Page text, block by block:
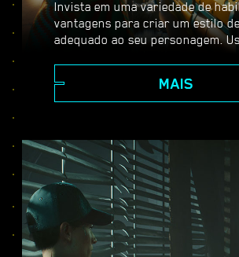
Invista em uma variedade de
vantagens para criar um estilo
adequado ao seu personagem.
se tornar o melhor mercenário da
Entre em combates com armas
furtivamente por locais bem
MAIS